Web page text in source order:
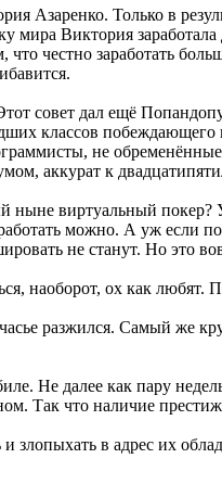
Азаренко. Только в
мира Виктория
честно заработать
совет дал ещё
классов
не
аккурат к
виртуальный
можно. А уж если
не станут. Но это
наоборот, ох как любят.
разжился. Самый же
Не далее как пару
Так что наличие
злопыхать в адрес их